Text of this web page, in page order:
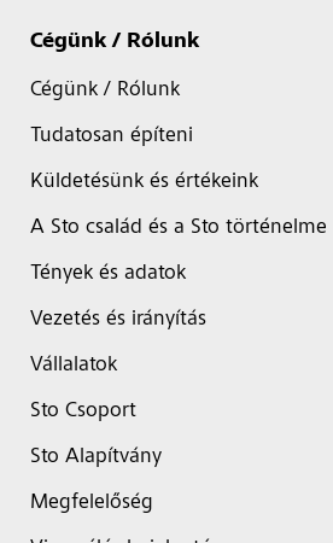
Cégünk / Rólunk
Cégünk / Rólunk
Tudatosan építeni
Küldetésünk és értékeink
A Sto család és a Sto történelme
Tények és adatok
Vezetés és irányítás
Vállalatok
Sto Csoport
Sto Alapítvány
Megfelelőség